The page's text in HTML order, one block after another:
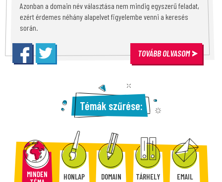
Azonban a domain név választása nem mindig egyszerű feladat,
ezért érdemes néhány alapelvet figyelembe venni a keresés
során.
TOVÁBB OLVASOM
Témák szűrése:
MINDEN
HONLAP DOMAIN TÁRHELY EMAIL